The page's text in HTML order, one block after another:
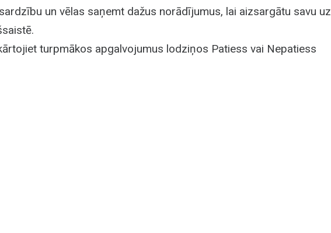
un vēlas saņemt dažus norādījumus, lai aizsargātu savu
turpmākos apgalvojumus lodziņos Patiess vai Nepatiess